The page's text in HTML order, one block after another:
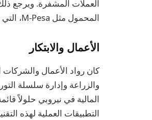
العملات المشفرة. ويرجع
المحمول مثل M-Pesa، التي تسهل الدخول السهل إلى سوق العملات المشفرة.
الأعمال والابتكار
كان رواد الأعمال والشركات
والزراعة وإدارة سلسلة
المالية في نيروبي حلولاً
التطبيقات العملية لهذه